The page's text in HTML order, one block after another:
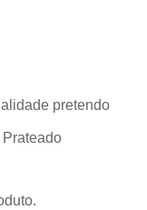
pretendo